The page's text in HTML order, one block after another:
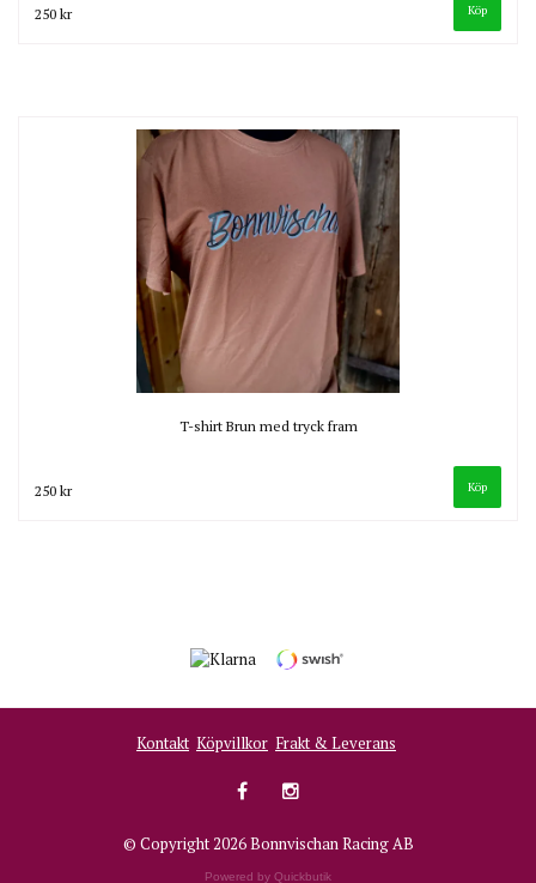
250 kr Köp
T-shirt Brun med tryck fram
250 kr Köp
Kontakt Köpvillkor Frakt & Leverans
© Copyright 2026 Bonnvischan Racing AB
Powered by Quickbutik